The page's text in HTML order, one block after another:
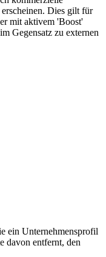
Dies gilt für
mit aktivem 'Boost'
Gegensatz zu externen
ein Unternehmensprofil
davon entfernt, den